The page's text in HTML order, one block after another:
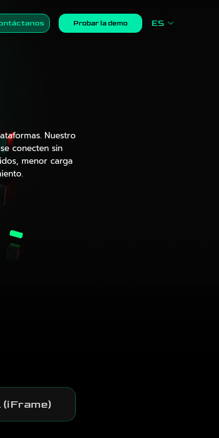
Probar la demo ES
Nuestro
conecten sin
menor carga